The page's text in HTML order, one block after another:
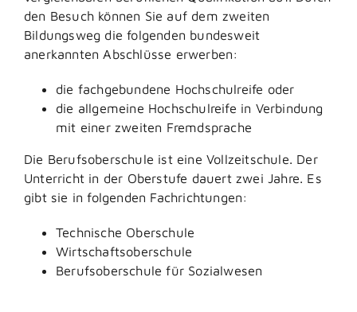
den Besuch können Sie auf dem zweiten
Bildungsweg die folgenden bundesweit
anerkannten Abschlüsse erwerben:
die fachgebundene Hochschulreife oder
die allgemeine Hochschulreife in Verbindung
mit einer zweiten Fremdsprache
Die Berufsoberschule ist eine Vollzeitschule. Der
Unterricht in der Oberstufe dauert zwei Jahre. Es
gibt sie in folgenden Fachrichtungen:
Technische Oberschule
Wirtschaftsoberschule
Berufsoberschule für Sozialwesen